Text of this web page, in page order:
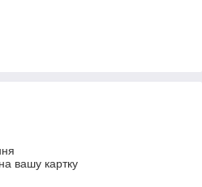
вашу картку